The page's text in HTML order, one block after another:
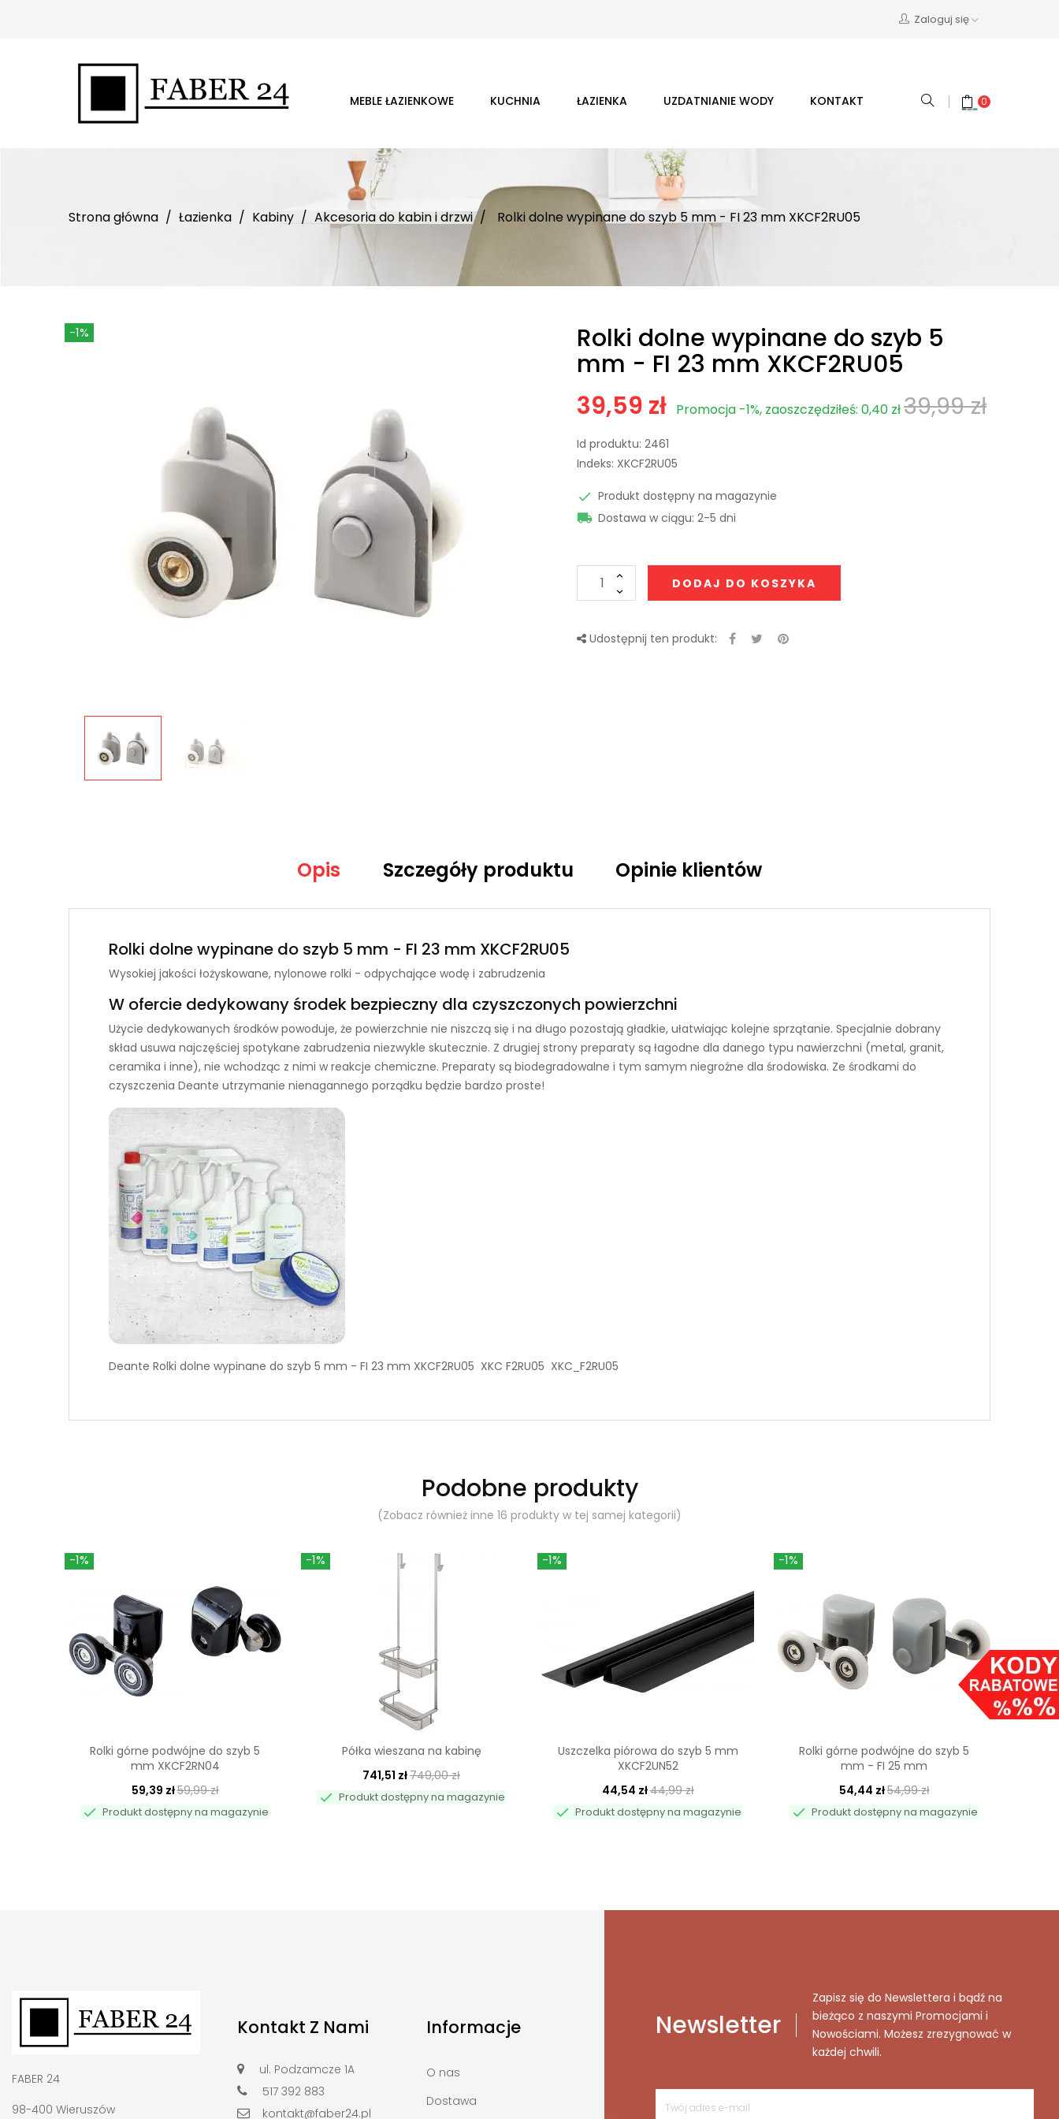
Zaloguj się
MEBLE ŁAZIENKOWE KUCHNIA ŁAZIENKA UZDATNIANIE WODY KONTAKT 0
Strona główna Łazienka Kabiny Akcesoria do kabin i drzwi Rolki dolne wypinane do szyb 5 mm - FI 23 mm XKCF2RU05
-1% Rolki dolne wypinane do szyb 5
mm - FI 23 mm XKCF2RU05
39,59 zł Promocja -1%, zaoszczędziłeś: 0,40 zł39,99 zł
Id produktu: 2461
Indeks: XKCF2RU05
 Produkt dostępny na magazynie
 Dostawa w ciągu: 2-5 dni
DODAJ DO KOSZYKA
Udostępnij ten produkt:
Opis Szczegóły produktu Opinie klientów
Rolki dolne wypinane do szyb 5 mm - FI 23 mm XKCF2RU05
Wysokiej jakości łożyskowane, nylonowe rolki - odpychające wodę i zabrudzenia
W ofercie dedykowany środek bezpieczny dla czyszczonych powierzchni
Użycie dedykowanych środków powoduje, że powierzchnie nie niszczą się i na długo pozostają gładkie, ułatwiając kolejne sprzątanie. Specjalnie dobrany
skład usuwa najczęściej spotykane zabrudzenia niezwykle skutecznie. Z drugiej strony preparaty są łagodne dla danego typu nawierzchni (metal, granit,
ceramika i inne), nie wchodząc z nimi w reakcje chemiczne. Preparaty są biodegradowalne i tym samym niegroźne dla środowiska. Ze środkami do
czyszczenia Deante utrzymanie nienagannego porządku będzie bardzo proste!
Deante Rolki dolne wypinane do szyb 5 mm - FI 23 mm XKCF2RU05 XKC F2RU05 XKC_F2RU05
Podobne produkty
(Zobacz również inne 16 produkty w tej samej kategorii)
-1%
Rolki górne podwójne do szyb 5
mm XKCF2RN04
59,39 zł59,99 zł
 Produkt dostępny na magazynie
-1%
Półka wieszana na kabinę
741,51 zł749,00 zł
 Produkt dostępny na magazynie
-1%
Uszczelka piórowa do szyb 5 mm
XKCF2UN52
44,54 zł44,99 zł
 Produkt dostępny na magazynie
-1%
Rolki górne podwójne do szyb 5
mm - FI 25 mm
54,44 zł54,99 zł
 Produkt dostępny na magazynie
FABER 24
98-400 Wieruszów
Kontakt Z Nami
ul. Podzamcze 1A
517 392 883
kontakt@faber24.pl
Informacje
O nas
Dostawa
Newsletter
Zapisz się do Newslettera i bądź na
bieżąco z naszymi Promocjami i
Nowościami. Możesz zrezygnować w
każdej chwili.